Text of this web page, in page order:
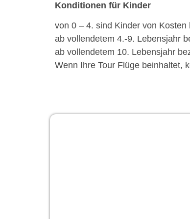
Konditionen für Kinder
von 0 – 4. sind Kinder von Kosten
ab vollendetem 4.-9. Lebensjahr
ab vollendetem 10. Lebensjahr
Wenn Ihre Tour Flüge beinhaltet,